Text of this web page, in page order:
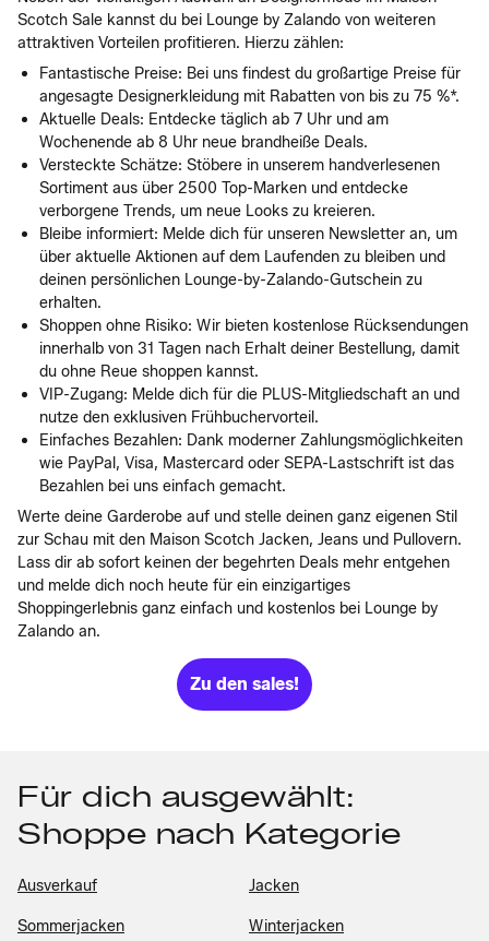
Scotch Sale kannst du bei Lounge by Zalando von weiteren
attraktiven Vorteilen profitieren. Hierzu zählen:
Fantastische Preise: Bei uns findest du großartige Preise für
angesagte Designerkleidung mit Rabatten von bis zu 75 %*.
Aktuelle Deals: Entdecke täglich ab 7 Uhr und am
Wochenende ab 8 Uhr neue brandheiße Deals.
Versteckte Schätze: Stöbere in unserem handverlesenen
Sortiment aus über 2500 Top-Marken und entdecke
verborgene Trends, um neue Looks zu kreieren.
Bleibe informiert: Melde dich für unseren Newsletter an, um
über aktuelle Aktionen auf dem Laufenden zu bleiben und
deinen persönlichen Lounge-by-Zalando-Gutschein zu
erhalten.
Shoppen ohne Risiko: Wir bieten kostenlose Rücksendungen
innerhalb von 31 Tagen nach Erhalt deiner Bestellung, damit
du ohne Reue shoppen kannst.
VIP-Zugang: Melde dich für die PLUS-Mitgliedschaft an und
nutze den exklusiven Frühbuchervorteil.
Einfaches Bezahlen: Dank moderner Zahlungsmöglichkeiten
wie PayPal, Visa, Mastercard oder SEPA-Lastschrift ist das
Bezahlen bei uns einfach gemacht.
Werte deine Garderobe auf und stelle deinen ganz eigenen Stil
zur Schau mit den Maison Scotch Jacken, Jeans und Pullovern.
Lass dir ab sofort keinen der begehrten Deals mehr entgehen
und melde dich noch heute für ein einzigartiges
Shoppingerlebnis ganz einfach und kostenlos bei Lounge by
Zalando an.
Zu den sales!
Für dich ausgewählt:
Shoppe nach Kategorie
Ausverkauf Jacken
Sommerjacken Winterjacken